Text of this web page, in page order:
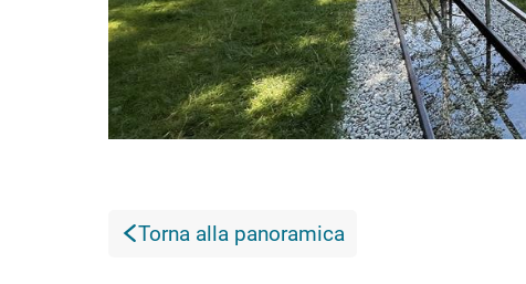
Torna alla panoramica